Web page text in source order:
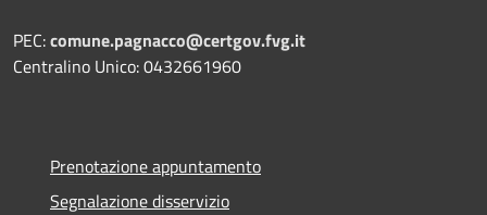
PEC:comune.pagnacco@certgov.fvg.it
Centralino Unico: 0432661960
Prenotazione appuntamento
Segnalazione disservizio